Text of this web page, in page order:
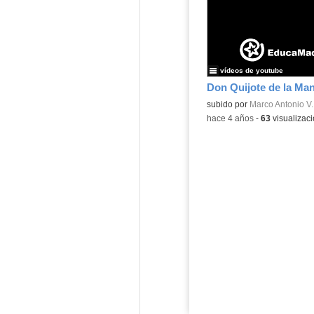
subido por Marco Antonio V.
vídeos de youtube
-hace 4 años- 63